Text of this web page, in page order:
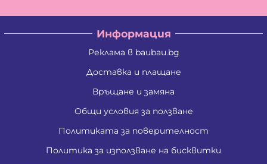
Информация
Реклама в baubau.bg
Доставка и плащане
Връщане и замяна
Общи условия за ползване
Политиката за поверителност
Политика за използване на бисквитки